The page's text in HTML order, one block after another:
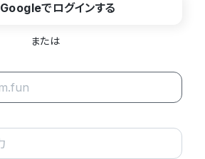
Googleでログインする
または